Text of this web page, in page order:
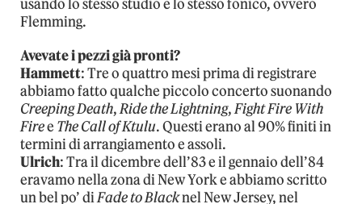
usando lo stesso studio e lo stesso fonico, ovvero
Flemming.
Avevate i pezzi già pronti?
Hammett: Tre o quattro mesi prima di registrare
abbiamo fatto qualche piccolo concerto suonando
Creeping Death,Ride the Lightning,Fight Fire With
Firee The Call of Ktulu. Questi erano al 90% finiti in
termini di arrangiamento e assoli.
Ulrich: Tra il dicembre dell’83 e il gennaio dell’84
eravamo nella zona di New York e abbiamo scritto
un bel po’ diFade to Blacknel New Jersey, nel